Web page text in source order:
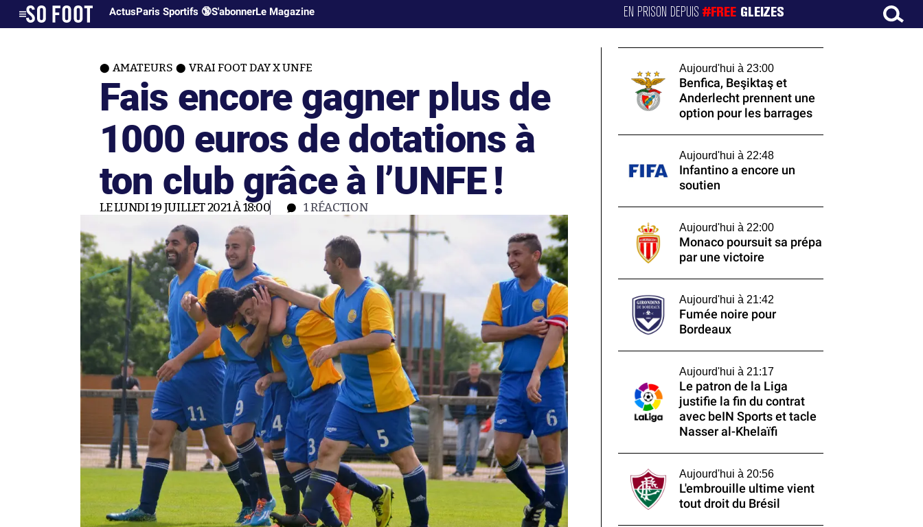
ActusParis Sportifs 🔞S'abonnerLe Magazine EN PRISON DEPUIS#FREE GLEIZES
AMATEURS VRAI FOOT DAY X UNFE
Fais encore gagner plus de
1000 euros de dotations à
ton club grâce à l’UNFE !
LE LUNDI 19 JUILLET 2021 À 18:00 1 RÉACTION
Aujourd'hui à 23:00
Benfica, Beşiktaş et
Anderlecht prennent une
option pour les barrages
Aujourd'hui à 22:48
Infantino a encore un
soutien
Aujourd'hui à 22:00
Monaco poursuit sa prépa
par une victoire
Aujourd'hui à 21:42
Fumée noire pour
Bordeaux
Aujourd'hui à 21:17
Le patron de la Liga
justifie la fin du contrat
avec beIN Sports et tacle
Nasser al-Khelaïfi
Aujourd'hui à 20:56
L'embrouille ultime vient
tout droit du Brésil